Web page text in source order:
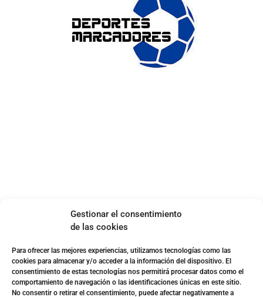
Gestionar el consentimiento
de las cookies
Para ofrecer las mejores experiencias, utilizamos tecnologías como las
cookies para almacenar y/o acceder a la información del dispositivo. El
consentimiento de estas tecnologías nos permitirá procesar datos como el
comportamiento de navegación o las identificaciones únicas en este sitio.
No consentir o retirar el consentimiento, puede afectar negativamente a
Apuesta con responsabilidad